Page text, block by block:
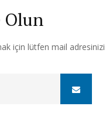
Olun
için lütfen mail